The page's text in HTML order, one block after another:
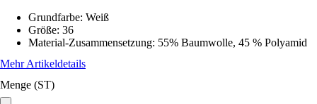
Grundfarbe: Weiß
Größe: 36
Material-Zusammensetzung: 55% Baumwolle, 45 % Polyamid
Mehr Artikeldetails
Menge (ST)